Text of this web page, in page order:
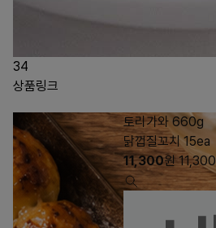
34
상품링크
토리가와 660g
닭껍질꼬치 15ea
11,300원 11,300